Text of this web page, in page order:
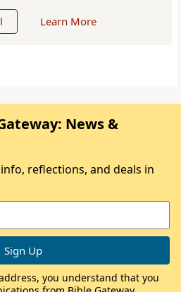
Learn More
News &
reflections, and deals in
you understand that you